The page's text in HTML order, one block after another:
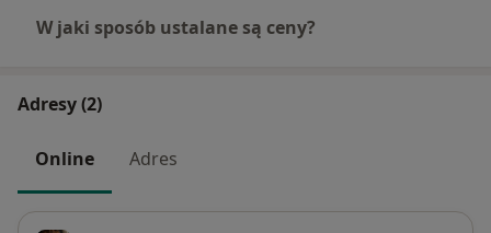
W jaki sposób ustalane są ceny?
Adresy (2)
Online Adres